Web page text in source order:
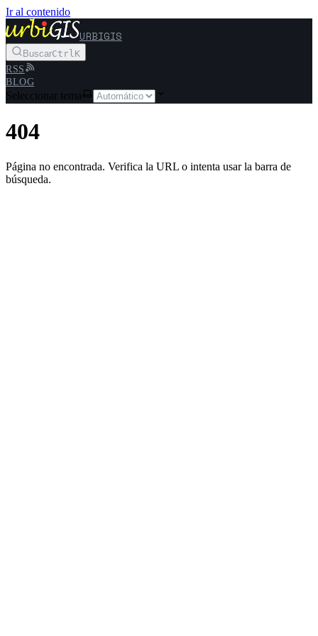
Ir al contenido
URBIGIS
BuscarCtrlK
RSS
BLOG
Seleccionar tema
404
Página no encontrada. Verifica la URL o intenta usar la barra de
búsqueda.